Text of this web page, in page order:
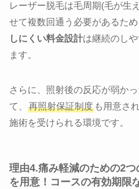
レーザー脱毛は毛周期(毛が生
せて複数回通う必要があるため
しにくい料金設計は継続のし
ます。
さらに、照射後の反応が弱か
て、 再照射保証制度も用意さ
施術を受けられる環境です。
理由4.痛み軽減のための2
を用意！コースの有効期限